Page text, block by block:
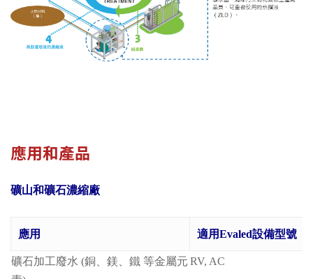
應用和產品
礦山和礦石濃縮廠
應用 適用Evaled設備型號
礦石加工廢水 (銅、鎂、鐵 等金屬元 RV, AC